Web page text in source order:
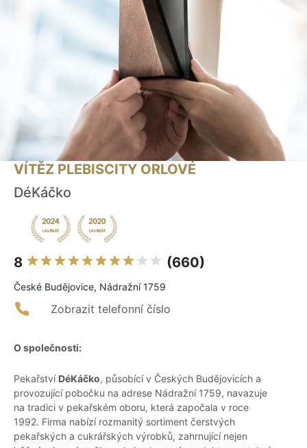
VÍTĚZ PLEBISCITY ORLOVÉ
DéKáčko
8 (660)
České Budějovice, Nádražní 1759
Zobrazit telefonní číslo
O společnosti:
Pekařství DéKáčko, působící v Českých Budějovicích a
provozující pobočku na adrese Nádražní 1759, navazuje
na tradici v pekařském oboru, která započala v roce
1992. Firma nabízí rozmanitý sortiment čerstvých
pekařských a cukrářských výrobků, zahrnující nejen